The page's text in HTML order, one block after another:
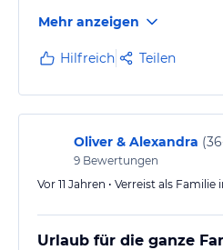
Mehr anzeigen
Hilfreich Teilen
Oliver & Alexandra (
9 Bewertungen
Vor 11 Jahren • Verreist als
Urlaub für die ganze